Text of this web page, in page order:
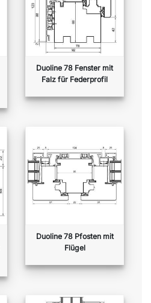
Duoline 78 Fenster mit
Falz für Federprofil
Duoline 78 Pfosten mit
Flügel